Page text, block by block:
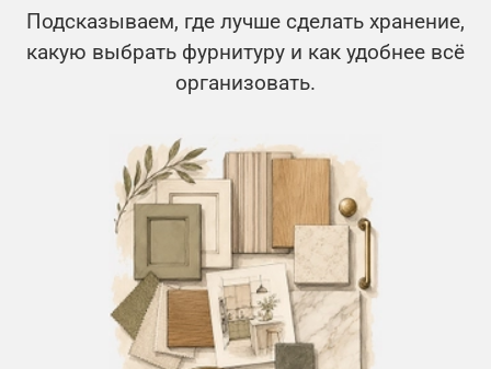
Подсказываем, где лучше сделать хранение,
какую выбрать фурнитуру и как удобнее всё
организовать.